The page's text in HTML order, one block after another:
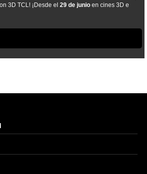
3D TCL! ¡Desde el 29 de junio en cines 3D e